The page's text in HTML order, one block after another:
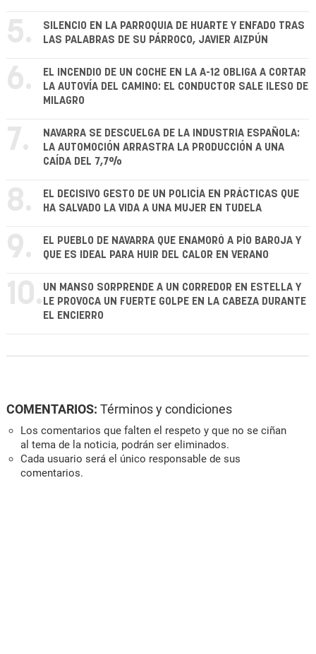
5.
SILENCIO EN LA PARROQUIA DE HUARTE Y ENFADO TRAS
LAS PALABRAS DE SU PÁRROCO, JAVIER AIZPÚN
6.
EL INCENDIO DE UN COCHE EN LA A-12 OBLIGA A CORTAR
LA AUTOVÍA DEL CAMINO: EL CONDUCTOR SALE ILESO DE
MILAGRO
7.
NAVARRA SE DESCUELGA DE LA INDUSTRIA ESPAÑOLA:
LA AUTOMOCIÓN ARRASTRA LA PRODUCCIÓN A UNA
CAÍDA DEL 7,7%
8.
EL DECISIVO GESTO DE UN POLICÍA EN PRÁCTICAS QUE
HA SALVADO LA VIDA A UNA MUJER EN TUDELA
9.
EL PUEBLO DE NAVARRA QUE ENAMORÓ A PÍO BAROJA Y
QUE ES IDEAL PARA HUIR DEL CALOR EN VERANO
10. UN MANSO SORPRENDE A UN CORREDOR EN ESTELLA Y
LE PROVOCA UN FUERTE GOLPE EN LA CABEZA DURANTE
EL ENCIERRO
COMENTARIOS: Términos y condiciones
Los comentarios que falten el respeto y que no se ciñan
al tema de la noticia, podrán ser eliminados.
Cada usuario será el único responsable de sus
comentarios.